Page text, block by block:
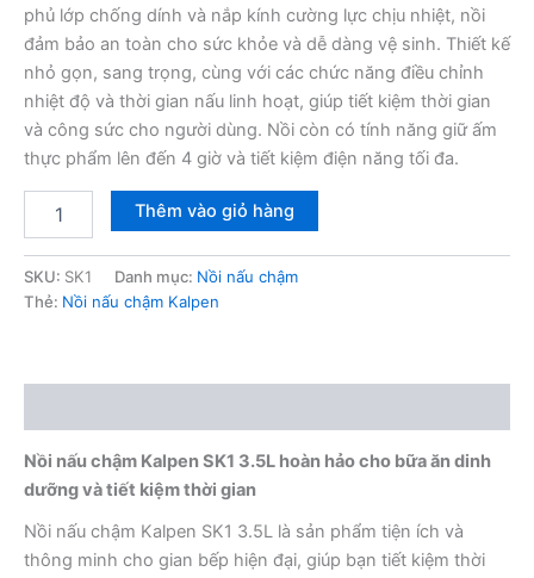
phủ lớp chống dính và nắp kính cường lực chịu nhiệt, nồi
đảm bảo an toàn cho sức khỏe và dễ dàng vệ sinh. Thiết kế
nhỏ gọn, sang trọng, cùng với các chức năng điều chỉnh
nhiệt độ và thời gian nấu linh hoạt, giúp tiết kiệm thời gian
và công sức cho người dùng. Nồi còn có tính năng giữ ấm
thực phẩm lên đến 4 giờ và tiết kiệm điện năng tối đa.
Kalpen
SK1
Thêm vào giỏ hàng
SKU: SK1 Danh mục: Nồi nấu chậm
Thẻ: Nồi nấu chậm Kalpen
Nồi nấu chậm Kalpen SK1 3.5L hoàn hảo cho bữa ăn dinh
dưỡng và tiết kiệm thời gian
Nồi nấu chậm Kalpen SK1 3.5L là sản phẩm tiện ích và
thông minh cho gian bếp hiện đại, giúp bạn tiết kiệm thời